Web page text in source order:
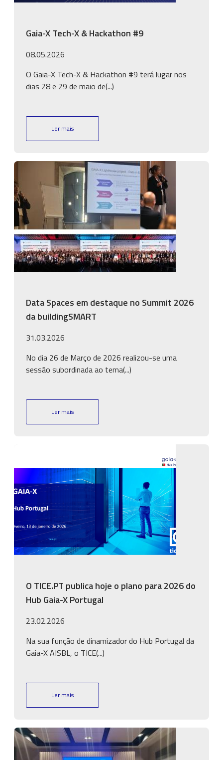
Gaia-X Tech-X & Hackathon #9
08.05.2026
O Gaia-X Tech-X & Hackathon #9 terá lugar nos
dias 28 e 29 de maio de(...)
Ler mais
Imagem
Data Spaces em destaque no Summit 2026
da buildingSMART
31.03.2026
No dia 26 de Março de 2026 realizou-se uma
sessão subordinada ao tema(...)
Ler mais
O TICE.PT publica hoje o plano para 2026 do
Hub Gaia-X Portugal
23.02.2026
Na sua função de dinamizador do Hub Portugal da
Gaia-X AISBL, o TICE(...)
Ler mais
Imagem